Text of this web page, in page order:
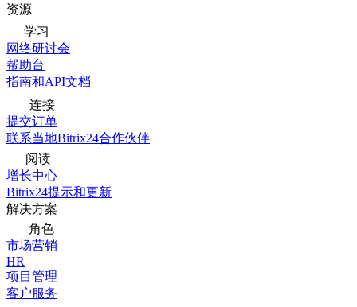
资源
学习
网络研讨会
帮助台
指南和API文档
连接
提交订单
联系当地Bitrix24合作伙伴
阅读
增长中心
Bitrix24提示和更新
解决方案
角色
市场营销
HR
项目管理
客户服务